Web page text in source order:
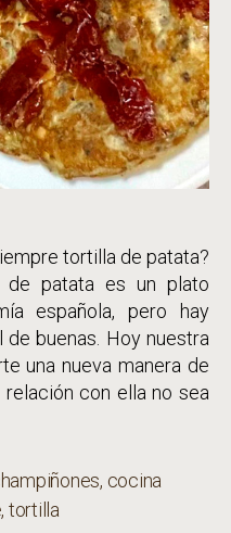
tortilla de patata?
de patata es un plato
española, pero hay
buenas. Hoy nuestra
una nueva manera de
con ella no sea
, cocina
, tortilla